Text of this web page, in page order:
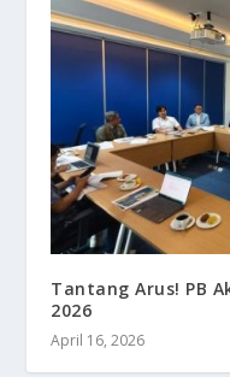
Tantang Arus! PB
2026
April 16, 2026